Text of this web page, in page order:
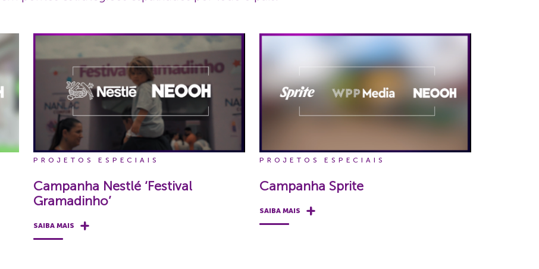
PROJETOS ESPECIAIS
Campanha Nestlé ‘Festival
Gramadinho’
SAIBA MAIS
PROJETOS ESPECIAIS
Campanha Sprite
SAIBA MAIS